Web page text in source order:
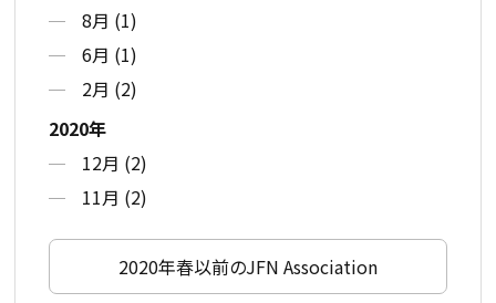
8月 (1)
6月 (1)
2月 (2)
2020年
12月 (2)
11月 (2)
2020年春以前のJFN Association